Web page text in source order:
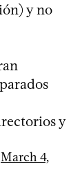
y no
y
March 4,